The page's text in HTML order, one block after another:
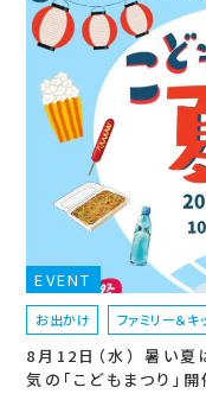
EVENT
お出かけ ファミリー＆キ
8月12日（水） 暑い
気の「こどもまつり」開